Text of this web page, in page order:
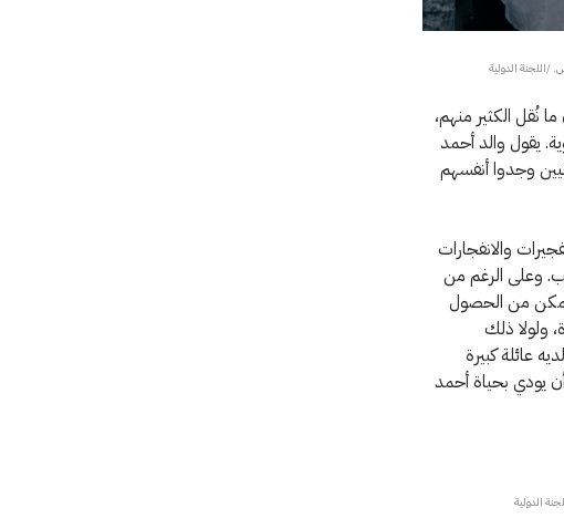
نُقل الكثير منهم،
يقول والد أحمد
وجدوا أنفسهم
والانفجارات
وعلى الرغم من
من الحصول
ولولا ذلك
عائلة كبيرة
أن يودي بحياة أحمد
الدولية